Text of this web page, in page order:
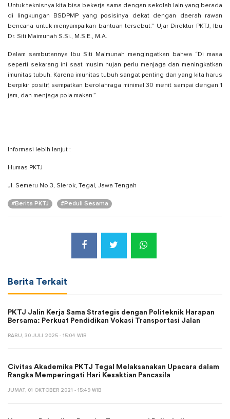
Untuk teknisnya kita bisa bekerja sama dengan sekolah lain yang berada
di lingkungan BSDPMP yang posisinya dekat dengan daerah rawan
bencana untuk menyampaikan bantuan tersebut.” Ujar Direktur PKTJ, Ibu
Dr. Siti Maimunah S.Si., M.S.E., M.A.
Dalam sambutannya Ibu Siti Maimunah mengingatkan bahwa “Di masa
seperti sekarang ini saat musim hujan perlu menjaga dan meningkatkan
imunitas tubuh. Karena imunitas tubuh sangat penting dan yang kita harus
berpikir positif, sempatkan berolahraga minimal 30 menit sampai dengan 1
jam, dan menjaga pola makan.”
Informasi lebih lanjut :
Humas PKTJ
Jl. Semeru No.3, Slerok, Tegal, Jawa Tengah
#Berita PKTJ #Peduli Sesama
Berita Terkait
PKTJ Jalin Kerja Sama Strategis dengan Politeknik Harapan
Bersama: Perkuat Pendidikan Vokasi Transportasi Jalan
RABU, 30 JULI 2025 - 15:04 WIB
Civitas Akademika PKTJ Tegal Melaksanakan Upacara dalam
Rangka Memperingati Hari Kesaktian Pancasila
JUMAT, 01 OKTOBER 2021 - 15:49 WIB